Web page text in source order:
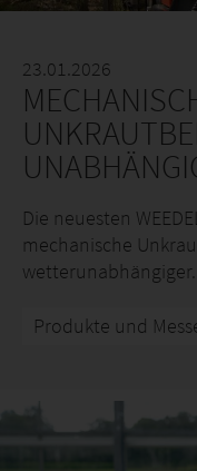
23.01.2026
Die neuesten
mechanische
wetterunabhängiger.
Produkte und